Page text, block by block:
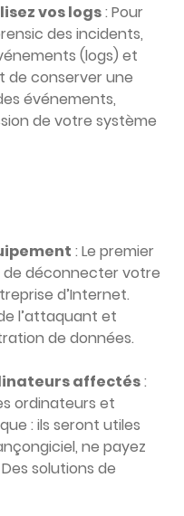
vos logs: Pour
des incidents,
(logs) et
de conserver une
événements,
de votre système
: Le premier
de déconnecter votre
d’Internet.
l’attaquant et
de données.
affectés:
ordinateurs et
: ils seront utiles
ne payez
solutions de